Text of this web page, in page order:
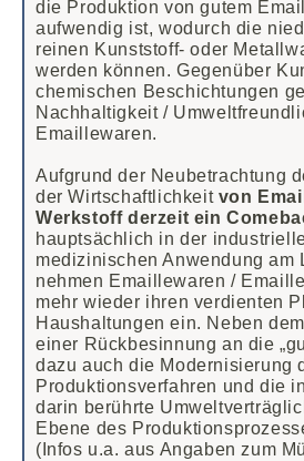
die Produktion von gutem
aufwendig ist, wodurch die
reinen Kunststoff- oder
werden können. Gegenüber
chemischen Beschichtungen
Nachhaltigkeit /
Emaillewaren.
Aufgrund der Neubetrachtung
der Wirtschaftlichkeit von
Werkstoff derzeit ein
hauptsächlich in der
medizinischen Anwendung am
nehmen Emaillewaren /
mehr wieder ihren verdienten
Haushaltungen ein. Neben
einer Rückbesinnung an die
dazu auch die Modernisierung
Produktionsverfahren und die
darin berührte
Ebene des
(Infos u.a. aus Angaben zum